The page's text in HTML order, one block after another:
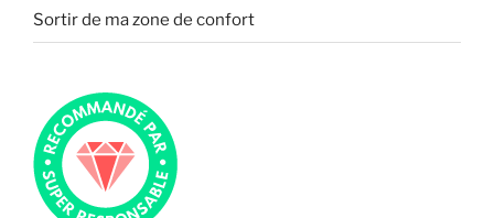
Sortir de ma zone de confort